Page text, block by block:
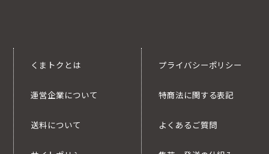
くまトクとは
運営企業について
送料について
プライバシーポリシー
特商法に関する表記
よくあるご質問